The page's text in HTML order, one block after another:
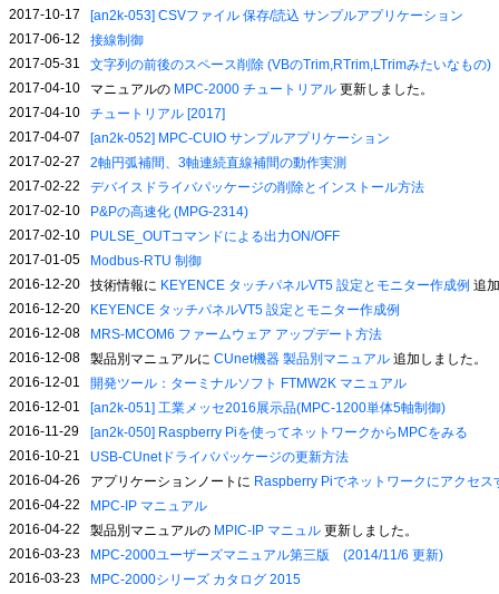
2017-10-17
[an2k-053] CSVファイル 保存/読込 サンプルアプリケーション
2017-06-12
接線制御
2017-05-31
文字列の前後のスペース削除 (VBのTrim,RTrim,LTrimみたいなもの)
2017-04-10
マニュアルの MPC-2000 チュートリアル 更新しました。
2017-04-10
チュートリアル [2017]
2017-04-07
[an2k-052] MPC-CUIO サンプルアプリケーション
2017-02-27
2軸円弧補間、3軸連続直線補間の動作実測
2017-02-22
デバイスドライバパッケージの削除とインストール方法
2017-02-10
P&Pの高速化 (MPG-2314)
2017-02-10
PULSE_OUTコマンドによる出力ON/OFF
2017-01-05
Modbus-RTU 制御
2016-12-20
技術情報に KEYENCE タッチパネルVT5 設定とモニター作成例 追
2016-12-20
KEYENCE タッチパネルVT5 設定とモニター作成例
2016-12-08
MRS-MCOM6 ファームウェア アップデート方法
2016-12-08
製品別マニュアルに CUnet機器 製品別マニュアル 追加しました。
2016-12-01
開発ツール：ターミナルソフト FTMW2K マニュアル
2016-12-01
[an2k-051] 工業メッセ2016展示品(MPC-1200単体5軸制御)
2016-11-29
[an2k-050] Raspberry Piを使ってネットワークからMPCをみる
2016-10-21
USB-CUnetドライバパッケージの更新方法
2016-04-26
アプリケーションノートに Raspberry Piでネットワークにアクセス
2016-04-22
MPC-IP マニュアル
2016-04-22
製品別マニュアルの MPIC-IP マニュル 更新しました。
2016-03-23
MPC-2000ユーザーズマニュアル第三版 (2014/11/6 更新)
2016-03-23
MPC-2000シリーズ カタログ 2015